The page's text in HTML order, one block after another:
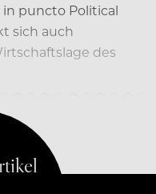
puncto Political
sich auch
des